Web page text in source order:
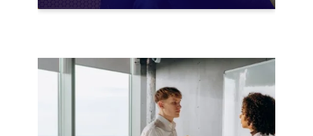
LA TRANSMISSION DES